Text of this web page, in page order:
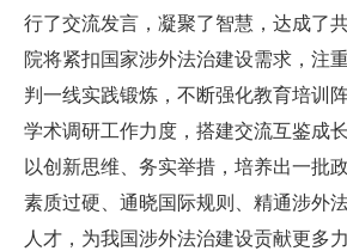
行了交流发言，凝聚了智慧，达成了
院将紧扣国家涉外法治建设需求，注
判一线实践锻炼，不断强化教育培训
学术调研工作力度，搭建交流互鉴成
以创新思维、务实举措，培养出一批
素质过硬、通晓国际规则、精通涉外
人才，为我国涉外法治建设贡献更多力